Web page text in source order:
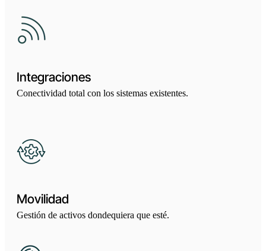
Integraciones
Conectividad total con los sistemas existentes.
Movilidad
Gestión de activos dondequiera que esté.